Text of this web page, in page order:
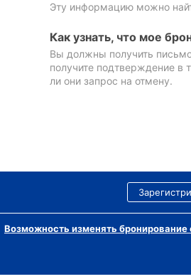
Эту информацию можно
Как узнать, что мое
Вы должны получить
получите подтверждение в
ли они запрос на отмену.
Возможность изменять бронирование